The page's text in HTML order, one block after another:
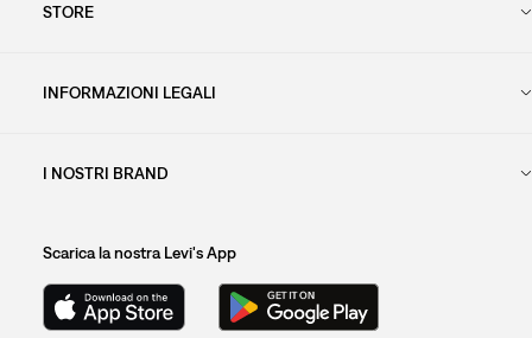
STORE
INFORMAZIONI LEGALI
I NOSTRI BRAND
Scarica la nostra Levi's App